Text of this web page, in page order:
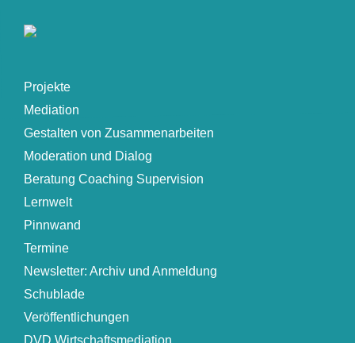
Projekte
Mediation
Gestalten von Zusammenarbeiten
Moderation und Dialog
Beratung Coaching Supervision
Lernwelt
Pinnwand
Termine
Newsletter: Archiv und Anmeldung
Schublade
Veröffentlichungen
DVD Wirtschaftsmediation